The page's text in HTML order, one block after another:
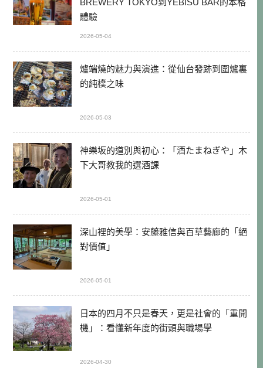
BREWERY TOKYO到YEBISU BAR的本格
體驗
2026-05-04
爐端燒的魅力與演進：從仙台發跡到圍爐裏
的純樸之味
2026-05-03
神樂坂的道別與初心：「酒たまねぎや」木
下大哥教我的選酒課
2026-05-01
深山裡的美學：安藤雅信與百草藝廊的「絕
對價值」
2026-05-01
日本的四月不只是春天，更是社會的「重開
機」：看懂新年度的街頭與職場學
2026-04-30